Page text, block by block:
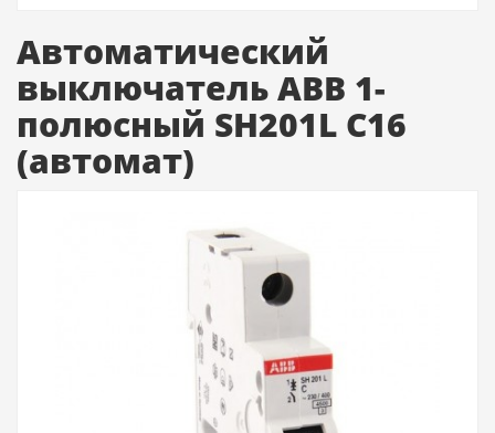
Автоматический
выключатель ABB 1-
полюсный SH201L C16
(автомат)